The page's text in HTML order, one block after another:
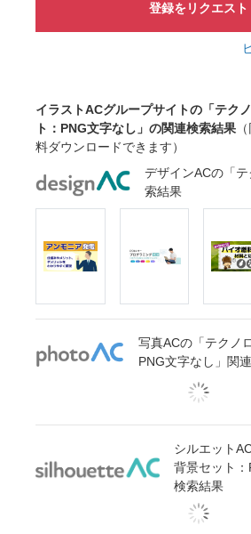
登録をリクエスト
イラストACグループサイトの「テク
ト：PNG文字なし」の関連検索結果
料ダウンロードできます）
デザインACの「
索結果
写真ACの「テクノ
PNG文字なし」関
シルエット
背景セット
検索結果